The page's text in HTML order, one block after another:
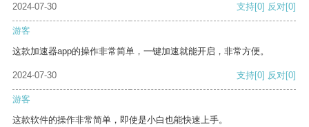
2024-07-30
支持[0] 反对[0]
游客
这款加速器app的操作非常简单，一键加速就能开启，非常方便。
2024-07-30 支持[0] 反对[0]
游客
这款软件的操作非常简单，即使是小白也能快速上手。